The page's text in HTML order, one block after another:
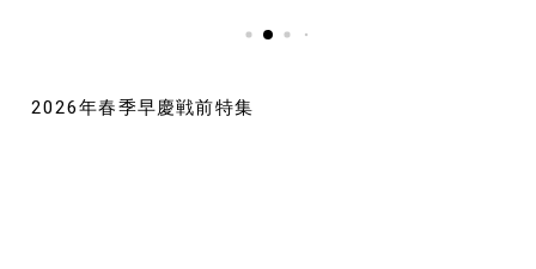
2026年春季早慶戦前特集